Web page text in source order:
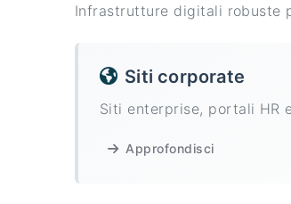
Infrastrutture digitali robuste
Siti corporate
Siti enterprise, portali HR
Approfondisci